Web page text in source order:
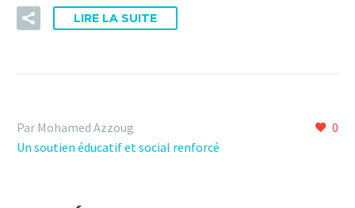
LIRE LA SUITE
0
Par Mohamed Azzoug
Un soutien éducatif et social renforcé